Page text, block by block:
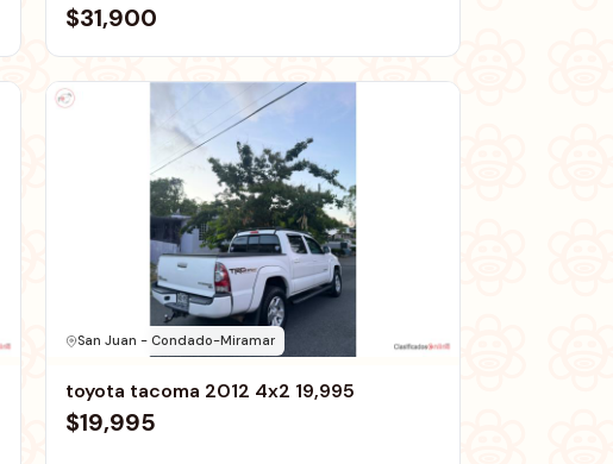
$31,900
San Juan - Condado-Miramar
toyota tacoma 2012 4x2 19,995
$19,995